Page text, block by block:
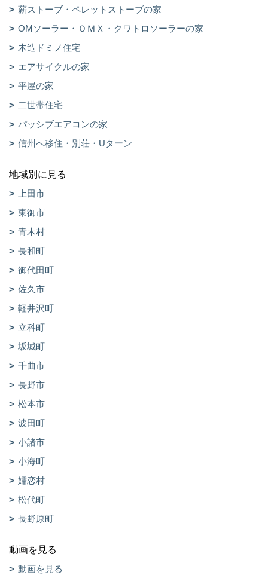
薪ストーブ・ペレットストーブの家
OMソーラー・ＯＭＸ・クワトロソーラーの家
木造ドミノ住宅
エアサイクルの家
平屋の家
二世帯住宅
パッシブエアコンの家
信州へ移住・別荘・Uターン
地域別に見る
上田市
東御市
青木村
長和町
御代田町
佐久市
軽井沢町
立科町
坂城町
千曲市
長野市
松本市
波田町
小諸市
小海町
嬬恋村
松代町
長野原町
動画を見る
動画を見る